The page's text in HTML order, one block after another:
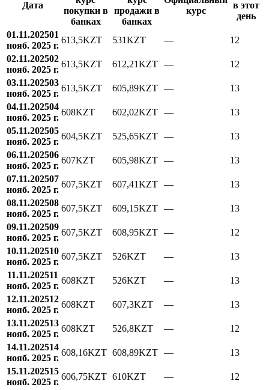
Дата
покупки в
банках
продажи в
банках
курс
в этот
день
01.11.202501
нояб. 2025 г.
613,5KZT 531KZT —
12
02.11.202502
нояб. 2025 г.
613,5KZT 612,21KZT —
12
03.11.202503
нояб. 2025 г.
613,5KZT 605,89KZT —
13
04.11.202504
нояб. 2025 г.
608KZT 602,02KZT —
13
05.11.202505
нояб. 2025 г.
604,5KZT 525,65KZT —
13
06.11.202506
нояб. 2025 г.
607KZT 605,98KZT —
13
07.11.202507
нояб. 2025 г.
607,5KZT 607,41KZT —
13
08.11.202508
нояб. 2025 г.
607,5KZT 609,15KZT —
13
09.11.202509
нояб. 2025 г.
607,5KZT 608,95KZT —
12
10.11.202510
нояб. 2025 г.
607,5KZT 526KZT —
13
11.11.202511
нояб. 2025 г.
608KZT 526KZT —
13
12.11.202512
нояб. 2025 г.
608KZT 607,3KZT —
13
13.11.202513
нояб. 2025 г.
608KZT 526,8KZT —
12
14.11.202514
нояб. 2025 г.
608,16KZT 608,89KZT —
13
15.11.202515
нояб. 2025 г.
606,75KZT 610KZT —
12